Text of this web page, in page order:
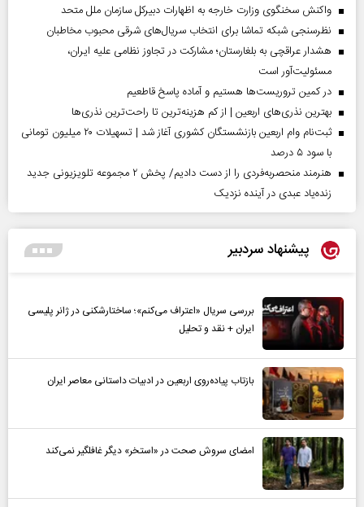
واکنش سخنگوی وزارت خارجه به اظهارات دبیرکل سازمان ملل متحد
نظرسنجی شبکه تماشا برای انتخاب سریال‌های شرقی محبوب مخاطبان
هشدار عراقچی به بلغارستان؛ مشارکت در تجاوز نظامی علیه ایران،
مسئولیت‌آور است
در کمین تروریست‌ها هستیم و آماده پاسخ قاطعیم
بهترین نذری‌های اربعین | از کم هزینه‌ترین تا راحت‌ترین نذری‌ها
ثبت‌نام وام اربعین بازنشستگان کشوری آغاز شد | تسهیلات ۲۰ میلیون تومانی
با سود ۵ درصد
هنرمند منحصر‌به‌فردی را از دست دادیم/ پخش ۲ مجموعه تلویزیونی جدید
زنده‌یاد عبدی در آینده نزدیک
پیشنهاد سردبیر
بررسی سریال «اعتراف می‌کنم»؛ ساختارشکنی در ژانر پلیسی
ایران + نقد و تحلیل
بازتاب پیاده‌روی اربعین در ادبیات داستانی معاصر ایران
امضای سروش صحت در «استخر» دیگر غافلگیر نمی‌کند